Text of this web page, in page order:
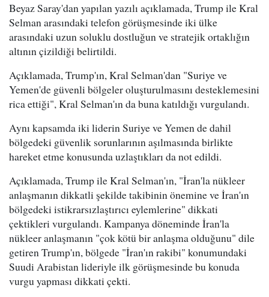
Beyaz Saray'dan yapılan yazılı açıklamada, Trump ile Kral
Selman arasındaki telefon görüşmesinde iki ülke
arasındaki uzun soluklu dostluğun ve stratejik ortaklığın
altının çizildiği belirtildi.
Açıklamada, Trump'ın, Kral Selman'dan "Suriye ve
Yemen'de güvenli bölgeler oluşturulmasını desteklemesini
rica ettiği", Kral Selman'ın da buna katıldığı vurgulandı.
Aynı kapsamda iki liderin Suriye ve Yemen de dahil
bölgedeki güvenlik sorunlarının aşılmasında birlikte
hareket etme konusunda uzlaştıkları da not edildi.
Açıklamada, Trump ile Kral Selman'ın, "İran'la nükleer
anlaşmanın dikkatli şekilde takibinin önemine ve İran'ın
bölgedeki istikrarsızlaştırıcı eylemlerine" dikkati
çektikleri vurgulandı. Kampanya döneminde İran'la
nükleer anlaşmanın "çok kötü bir anlaşma olduğunu" dile
getiren Trump'ın, bölgede "İran'ın rakibi" konumundaki
Suudi Arabistan lideriyle ilk görüşmesinde bu konuda
vurgu yapması dikkati çekti.